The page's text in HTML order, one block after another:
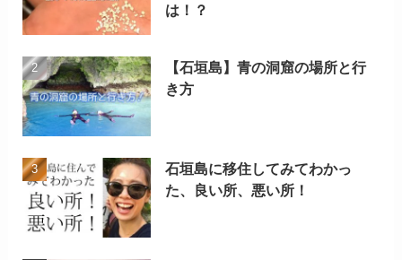
は！？
【石垣島】青の洞窟の場所と行
き方
石垣島に移住してみてわかっ
た、良い所、悪い所！